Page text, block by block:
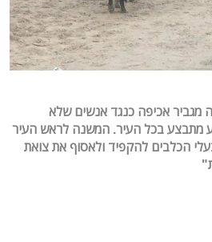
מגביר אכיפה כנגד אנשים שלא
מתבצע בכל העיר. המשנה לראש העיר
הכלבים להקפיד ולאסוף את צואת